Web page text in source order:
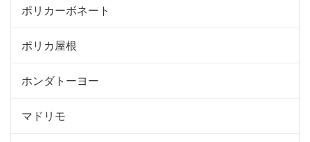
ポリカーボネート
ポリカ屋根
ホンダトーヨー
マドリモ